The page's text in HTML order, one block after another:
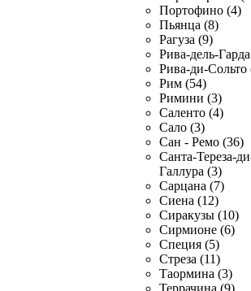
Портофино (4)
Пьянца (8)
Рагуза (9)
Рива-дель-
Рива-ди-Сольто
Рим (54)
Римини (3)
Саленто (4)
Сало (3)
Сан - Ремо (36)
Санта-Тереза-
Галлура (3)
Сарцана (7)
Сиена (12)
Сиракузы (10)
Сирмионе (6)
Специя (5)
Стреза (11)
Таормина (3)
Террачина (9)